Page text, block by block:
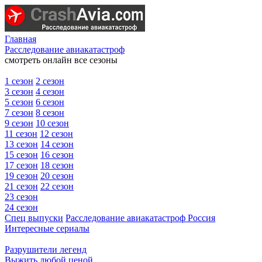
Главная
Расследование авиакатастроф
смотреть онлайн все сезоны
1 сезон 2 сезон
3 сезон 4 сезон
5 сезон 6 сезон
7 сезон 8 сезон
9 сезон 10 сезон
11 сезон 12 сезон
13 сезон 14 сезон
15 сезон 16 сезон
17 сезон 18 сезон
19 сезон 20 сезон
21 сезон 22 сезон
23 сезон
24 сезон
Спец выпуски Расследование авиакатастроф Россия
Интересные сериалы
Разрушители легенд
Выжить любой ценой